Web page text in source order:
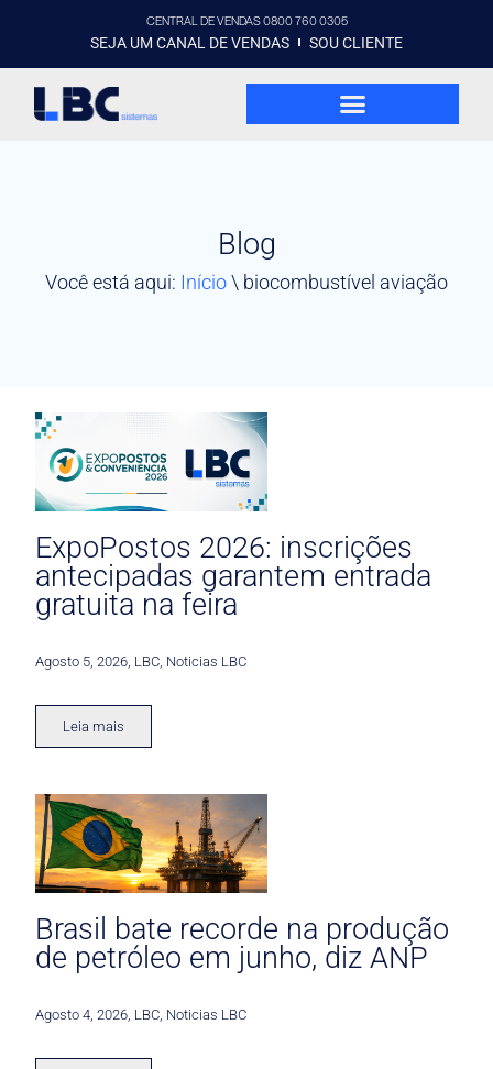
CENTRAL DE VENDAS 0800 760 0305
SEJA UM CANAL DE VENDAS SOU CLIENTE
Blog
Você está aqui: Início\ biocombustível aviação
ExpoPostos 2026: inscrições
antecipadas garantem entrada
gratuita na feira
Agosto 5, 2026 LBC Noticias LBC
Leia mais
Brasil bate recorde na produção
de petróleo em junho, diz ANP
Agosto 4, 2026 LBC Noticias LBC